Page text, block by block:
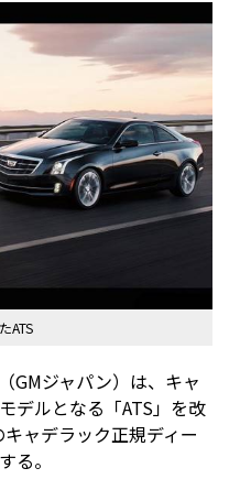
ATS
GMジャパン）は、キャ
デルとなる「ATS」を改
ャデラック正規ディー
る。